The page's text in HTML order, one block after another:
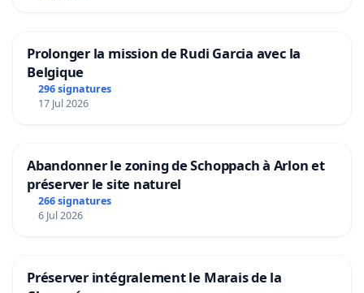
Prolonger la mission de Rudi Garcia avec la
Belgique
296 signatures
17 Jul 2026
Abandonner le zoning de Schoppach à Arlon et
préserver le site naturel
266 signatures
6 Jul 2026
Préserver intégralement le Marais de la